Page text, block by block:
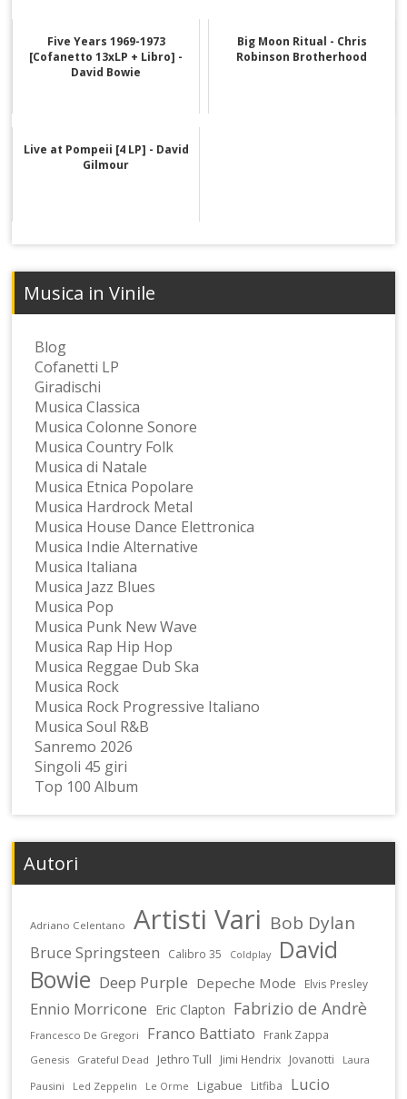
Five Years 1969-1973
[Cofanetto 13xLP + Libro] -
David Bowie
Big Moon Ritual - Chris
Robinson Brotherhood
Live at Pompeii [4 LP] - David
Gilmour
Musica in Vinile
Blog
Cofanetti LP
Giradischi
Musica Classica
Musica Colonne Sonore
Musica Country Folk
Musica di Natale
Musica Etnica Popolare
Musica Hardrock Metal
Musica House Dance Elettronica
Musica Indie Alternative
Musica Italiana
Musica Jazz Blues
Musica Pop
Musica Punk New Wave
Musica Rap Hip Hop
Musica Reggae Dub Ska
Musica Rock
Musica Rock Progressive Italiano
Musica Soul R&B
Sanremo 2026
Singoli 45 giri
Top 100 Album
Autori
Adriano Celentano Artisti Vari Bob Dylan
Bruce Springsteen Calibro 35 Coldplay
David
Bowie Deep Purple Depeche Mode Elvis Presley
Ennio Morricone Eric Clapton Fabrizio de Andrè
Francesco De Gregori Franco Battiato Frank Zappa
Genesis Grateful Dead Jethro Tull Jimi Hendrix Jovanotti
Laura
Pausini
Led Zeppelin Le Orme Ligabue Litfiba
Lucio